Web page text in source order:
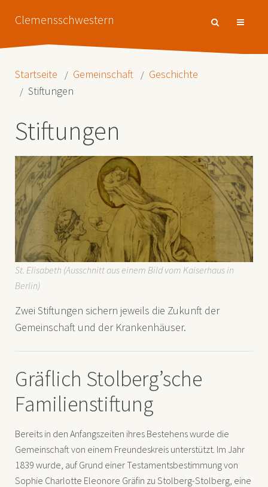
Clemensschwestern
Startseite Gemeinschaft
Geschichte
Stiftungen
Stiftungen
St. Elisabeth (Ausschnitt aus einem Bild vom Kaiserhaus in
Berlin)
Zwei Stiftungen sichern jeweils die Zukunft der
Gemeinschaft und der Krankenhäuser.
Gräflich Stolberg’sche
Familienstiftung
Bereits in den Anfangszeiten ihres Bestehens wurde die
Gemeinschaft von einem Freundeskreis unterstützt. Im Jahr
1839 wurde, auf Grund einer Testamentsbestimmung von
Sophie Charlotte Eleonore Gräfin zu Stolberg-Stolberg, eine